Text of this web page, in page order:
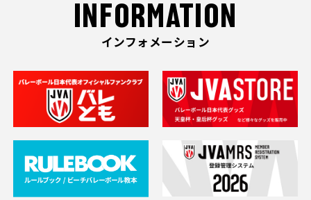
INFORMATION
インフォメーション